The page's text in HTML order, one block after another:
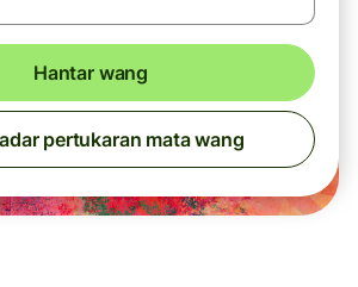
Hantar wang
pertukaran mata wang